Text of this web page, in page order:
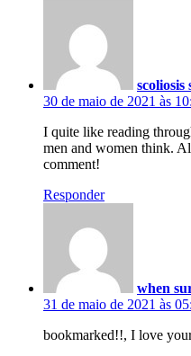
scoliosis
30 de maio de 2021 às
I quite like reading
men and women think.
comment!
Responder
when
31 de maio de 2021 às
bookmarked!!, I love